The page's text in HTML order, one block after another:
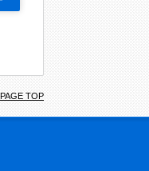
PAGE TOP